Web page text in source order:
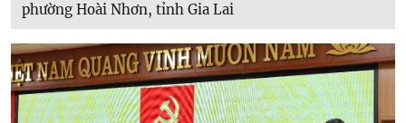
phường Hoài Nhơn, tỉnh Gia Lai